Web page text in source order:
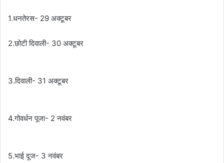
1.धनतेरस- 29 अक्टूबर
2.छोटी दिवाली- 30 अक्टूबर
3.दिवाली- 31 अक्टूबर
4.गोवर्धन पूजा- 2 नवंबर
5.भाई दूज- 3 नवंबर